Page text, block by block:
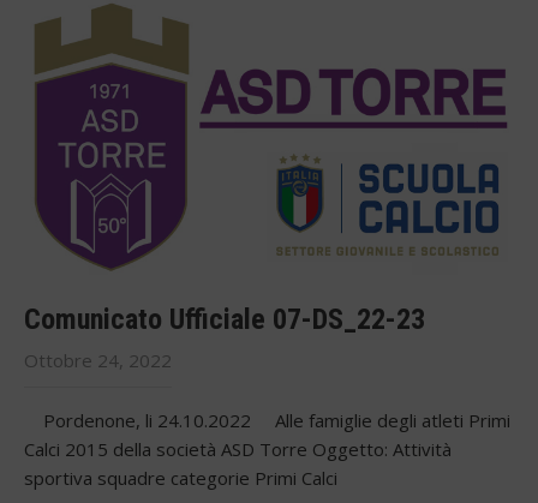
Comunicato Ufficiale 07-DS_22-23
Ottobre 24, 2022
Pordenone, li 24.10.2022 Alle famiglie degli atleti Primi
Calci 2015 della società ASD Torre Oggetto: Attività
sportiva squadre categorie Primi Calci